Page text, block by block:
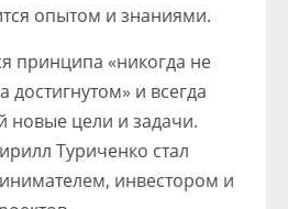
опытом и знаниями.
принципа «никогда не
достигнутом» и всегда
новые цели и задачи.
Туриченко стал
инвестором и